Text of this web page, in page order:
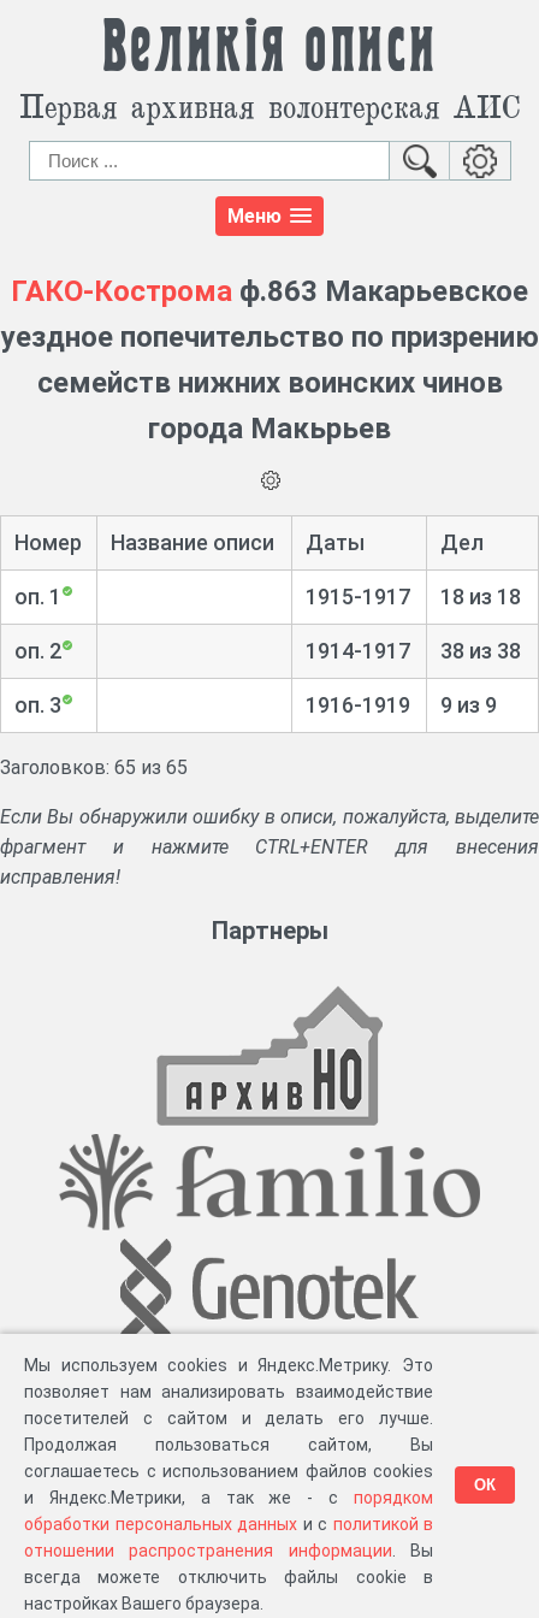
Великія описи
Первая архивная волонтерская АИС
Меню
ГАКО-Кострома ф.863 Макарьевское
уездное попечительство по призрению
семейств нижних воинских чинов
города Макьрьев
Номер Название описи Даты Дел
оп. 1 1915-1917 18 из 18
оп. 2 1914-1917 38 из 38
оп. 3 1916-1919 9 из 9
Заголовков: 65 из 65
Если Вы обнаружили ошибку в описи, пожалуйста, выделите
фрагмент и нажмите CTRL+ENTER для внесения
исправления!
Партнеры
Разработка компании «Великіе предки», 2023-2026 гг. Блог.Суть проекта
Персональные данные.Распространение информации . ЧаВО. Сборка 111.35
Мы используем cookies и Яндекс.Метрику. Это
позволяет нам анализировать взаимодействие
посетителей с сайтом и делать его лучше.
Продолжая пользоваться сайтом, Вы
соглашаетесь с использованием файлов cookies
и Яндекс.Метрики, а так же - с порядком
обработки персональных данных и с политикой в
отношении распространения информации . Вы
всегда можете отключить файлы cookie в
настройках Вашего браузера.
ОК
в «Мои документы»